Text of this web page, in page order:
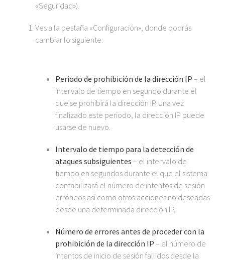
«Seguridad»).
Ves a la pestaña «Configuración», donde podrás
cambiar lo siguiente:
Periodo de prohibición de la dirección IP – el
intervalo de tiempo en segundo durante el
que se prohibirá la dirección IP. Una vez
finalizado este periodo, la dirección IP puede
usarse de nuevo.
Intervalo de tiempo para la detección de
ataques subsiguientes – el intervalo de
tiempo en segundos durante el que el sistema
contabilizará el número de intentos de sesión
erróneos así como otros acciones no deseadas
desde una determinada dirección IP.
Número de errores antes de proceder con la
prohibición de la dirección IP – el número de
intentos de inicio de sesión fallidos desde la